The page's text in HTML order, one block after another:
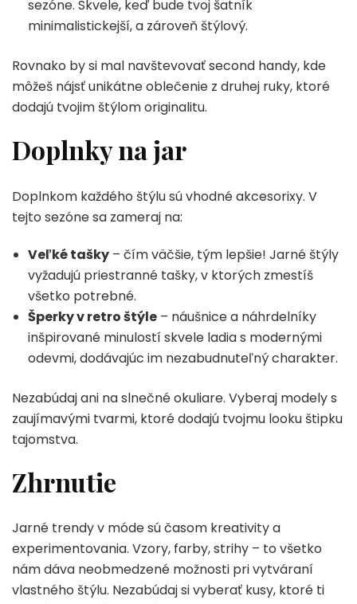
sezóne. Skvele, keď bude tvoj šatník
minimalistickejší, a zároveň štýlový.
Rovnako by si mal navštevovať second handy, kde
môžeš nájsť unikátne oblečenie z druhej ruky, ktoré
dodajú tvojim štýlom originalitu.
Doplnky na jar
Doplnkom každého štýlu sú vhodné akcesorixy. V
tejto sezóne sa zameraj na:
Veľké tašky – čím väčšie, tým lepšie! Jarné štýly
vyžadujú priestranné tašky, v ktorých zmestíš
všetko potrebné.
Šperky v retro štýle – náušnice a náhrdelníky
inšpirované minulostí skvele ladia s modernými
odevmi, dodávajúc im nezabudnuteľný charakter.
Nezabúdaj ani na slnečné okuliare. Vyberaj modely s
zaujímavými tvarmi, ktoré dodajú tvojmu looku štipku
tajomstva.
Zhrnutie
Jarné trendy v móde sú časom kreativity a
experimentovania. Vzory, farby, strihy – to všetko
nám dáva neobmedzené možnosti pri vytváraní
vlastného štýlu. Nezabúdaj si vyberať kusy, ktoré ti